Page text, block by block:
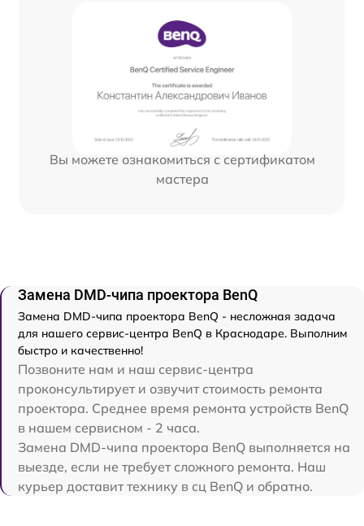
Вы можете ознакомиться с сертификатом
мастера
Замена DMD-чипа проектора BenQ
Замена DMD-чипа проектора BenQ - несложная задача
для нашего сервис-центра BenQ в Краснодаре. Выполним
быстро и качественно!
Позвоните нам и наш сервис-центра
проконсультирует и озвучит стоимость ремонта
проектора. Среднее время ремонта устройств BenQ
в нашем сервисном - 2 часа.
Замена DMD-чипа проектора BenQ выполняется на
выезде, если не требует сложного ремонта. Наш
курьер доставит технику в сц BenQ и обратно.